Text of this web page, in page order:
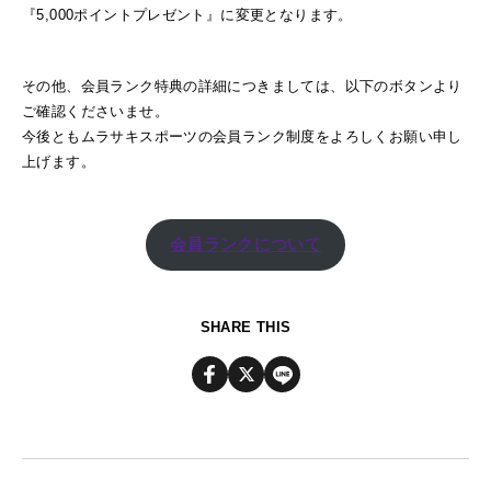
『5,000ポイントプレゼント』に変更となります。
その他、会員ランク特典の詳細につきましては、以下のボタンより
ご確認くださいませ。
今後ともムラサキスポーツの会員ランク制度をよろしくお願い申し
上げます。
会員ランクについて
SHARE THIS